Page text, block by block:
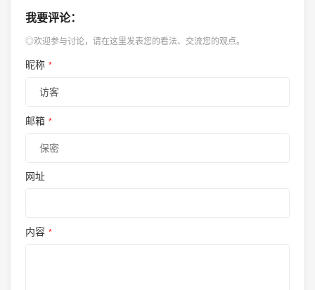
我要评论：
◎欢迎参与讨论，请在这里发表您的看法、交流您的观点。
昵称 *
邮箱 *
网址
内容 *